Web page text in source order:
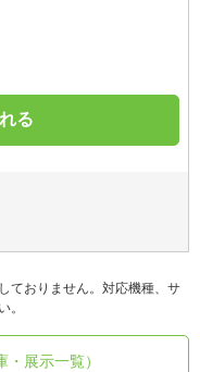
る
ておりません。対応機種、サ
。
展示一覧）